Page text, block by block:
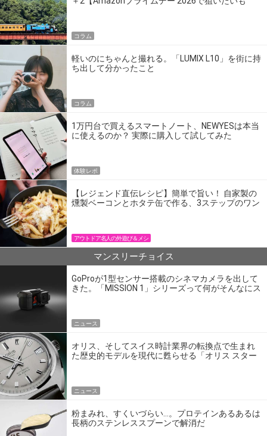
コラム
軽いのにちゃんと撮れる。「LUMIX L10」を街に持
ち出して分かったこと
コラム
1万円台で買えるスマートノート、NEWYESは本当
に使えるのか？ 実際に購入して試してみた
体験レポ
【レジェンド直伝レシピ】簡単で旨い！ 自家製の
燻製ベーコンとホタテ缶で作る、3ステップのワン
アウトドア名人の外遊び＆メシ
マンスリーチョイス
GoProが1型センサー搭載のシネマカメラを出して
きた。「MISSION 1」シリーズって何がそんなにス
ニュース
オリス、そしてスイス時計業界の転換点で生まれ
た歴史的モデルを現代に甦らせる「オリス スター
ニュース
粉まみれ、すくいづらい…。プロテインあるあるは
長柄のステンレススプーンで解消だ